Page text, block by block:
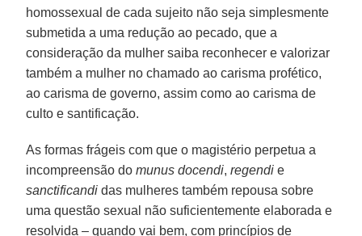
homossexual de cada sujeito não seja simplesmente
submetida a uma redução ao pecado, que a
consideração da mulher saiba reconhecer e valorizar
também a mulher no chamado ao carisma profético,
ao carisma de governo, assim como ao carisma de
culto e santificação.
As formas frágeis com que o magistério perpetua a
incompreensão domunus docendi,regendi e
sanctificandi das mulheres também repousa sobre
uma questão sexual não suficientemente elaborada e
resolvida – quando vai bem, com princípios de